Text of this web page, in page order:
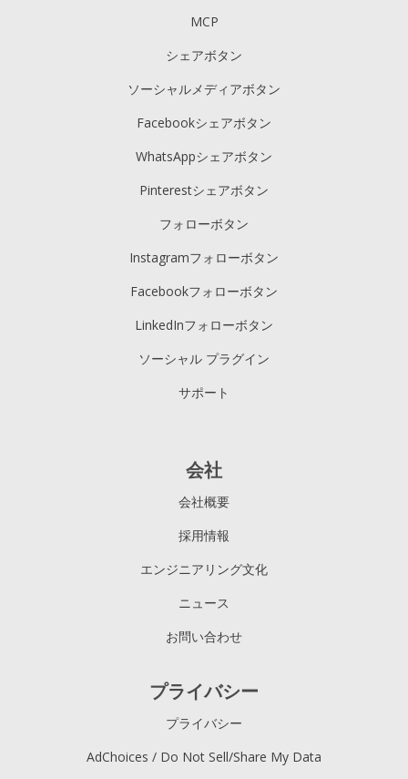
MCP
シェアボタン
ソーシャルメディアボタン
Facebookシェアボタン
WhatsAppシェアボタン
Pinterestシェアボタン
フォローボタン
Instagramフォローボタン
Facebookフォローボタン
LinkedInフォローボタン
ソーシャル プラグイン
サポート
会社
会社概要
採用情報
エンジニアリング文化
ニュース
お問い合わせ
プライバシー
プライバシー
AdChoices / Do Not Sell/Share My Data